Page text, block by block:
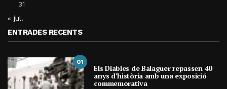
31
« jul.
ENTRADES RECENTS
01
Els Diables de Balaguer repassen 40
anys d’història amb una exposició
commemorativa